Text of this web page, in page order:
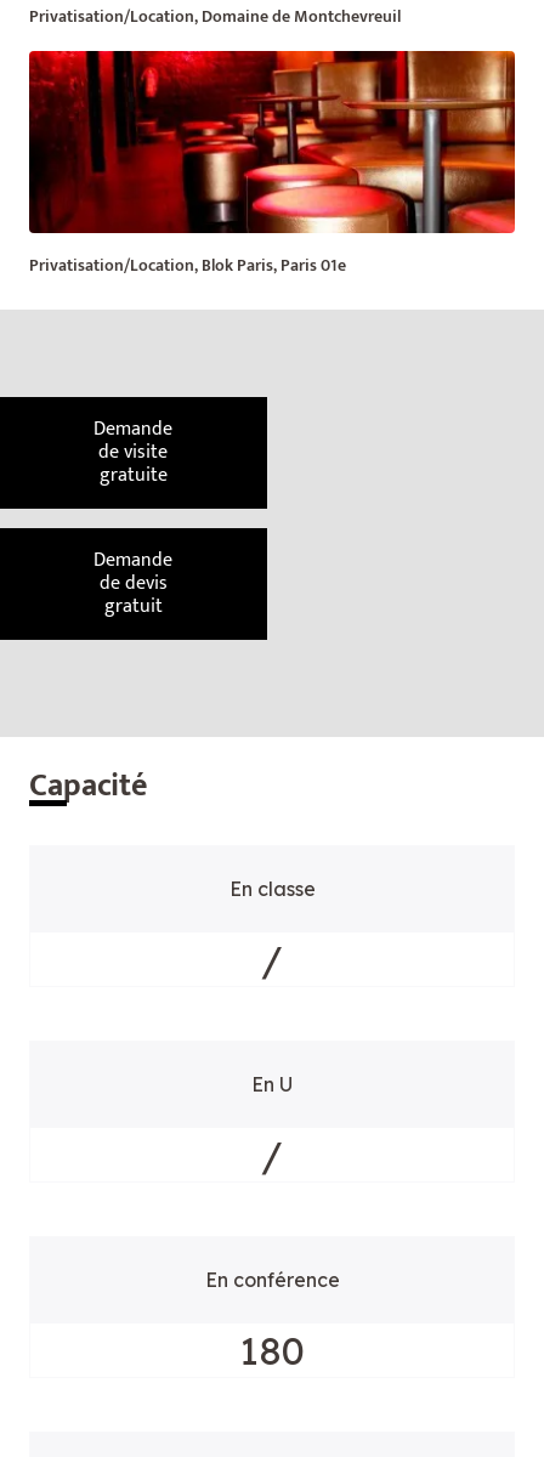
Privatisation/Location, Domaine de Montchevreuil
Privatisation/Location, Blok Paris, Paris 01e
Demande
de visite
gratuite
Demande
de devis
gratuit
Capacité
En classe
/
En U
/
En conférence
180